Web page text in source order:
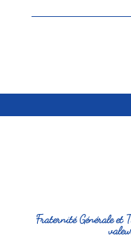
Fraternité Générale et